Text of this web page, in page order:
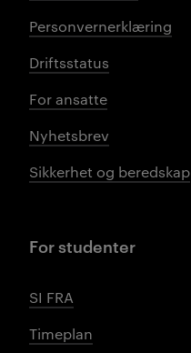
Personvernerklæring
Driftsstatus
For ansatte
Nyhetsbrev
Sikkerhet og beredskap
For studenter
SI FRA
Timeplan